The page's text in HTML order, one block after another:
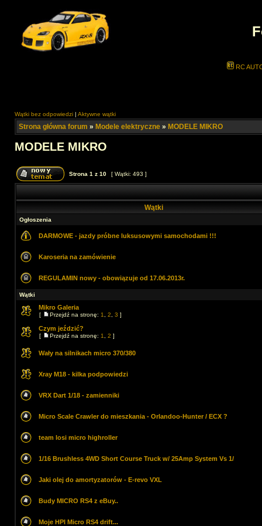
RC
Wątki bez odpowiedzi | Aktywne wątki
Strona główna forum » Modele elektryczne » MODELE MIKRO
MODELE MIKRO
Strona 1 z 10 [ Wątki: 493 ]
Wątki
Ogłoszenia
DARMOWE - jazdy próbne luksusowymi samochodami !!!
Karoseria na zamówienie
REGULAMIN nowy - obowiązuje od 17.06.2013r.
Wątki
Mikro Galeria
[ Przejdź na stronę: 1 2 3 ]
Czym jeździć?
[ Przejdź na stronę: 1 2 ]
Wały na silnikach micro 370/380
Xray M18 - kilka podpowiedzi
VRX Dart 1/18 - zamienniki
Micro Scale Crawler do mieszkania - Orlandoo-Hunter / ECX ?
team losi micro highroller
1/16 Brushless 4WD Short Course Truck w/ 25Amp System Vs 1/
Jaki olej do amortyzatorów - E-revo VXL
Budy MICRO RS4 z eBuy..
Moje HPI Micro RS4 drift...